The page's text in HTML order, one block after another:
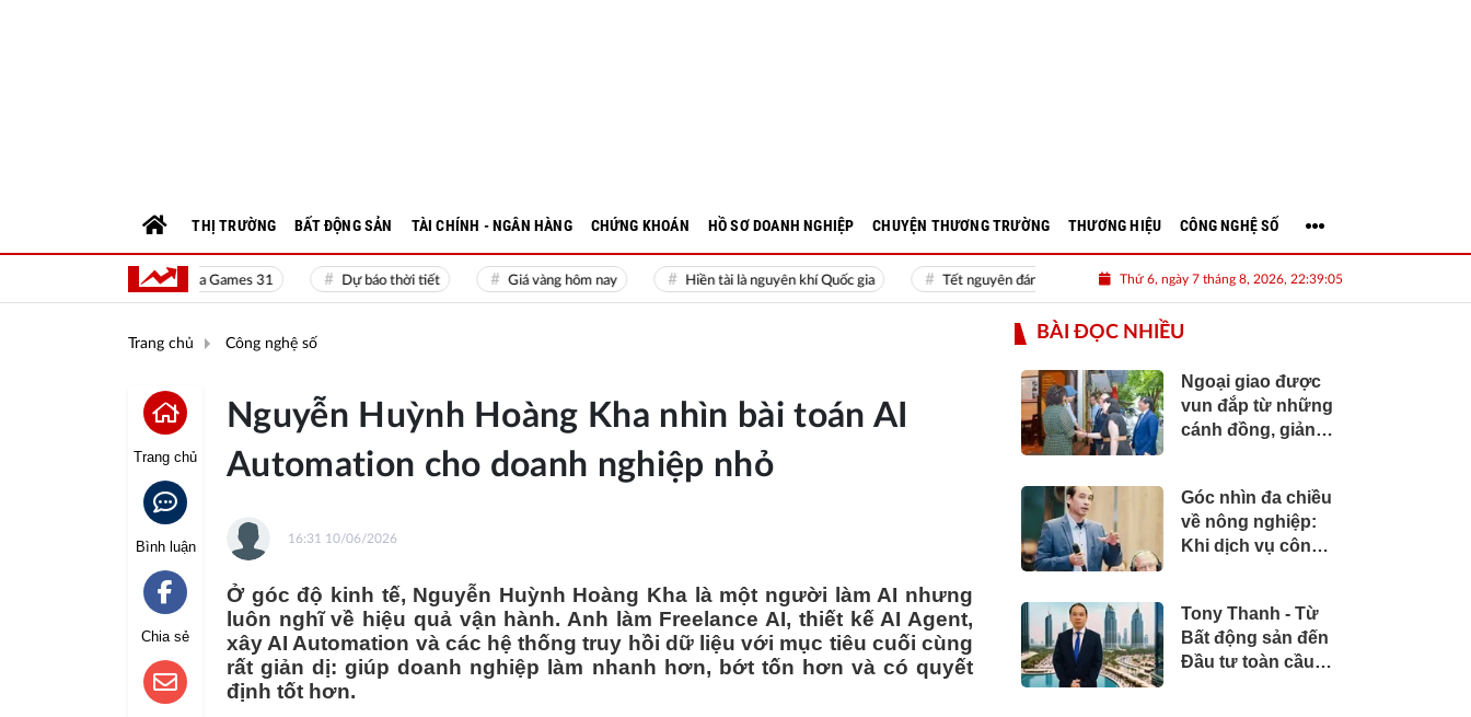
Sea Games 31 Dự báo thời tiết Giá vàng hôm nay Hiền tài là nguyên khí Quốc gia Tết nguyên đán Nhâm Dần 2022 Nguồn nhân lực Việt
Thứ 6, ngày 7 tháng 8, 2026, 22:39:06
THỊ TRƯỜNG BẤT ĐỘNG SẢN TÀI CHÍNH - NGÂN HÀNG CHỨNG KHOÁN HỒ SƠ DOANH NGHIỆP CHUYỆN THƯƠNG TRƯỜNG THƯƠNG HIỆU CÔNG NGHỆ SỐ
Trang chủ Công nghệ số
Trang chủ
Bình luận
Chia sẻ
Nguyễn Huỳnh Hoàng Kha nhìn bài toán AI
Automation cho doanh nghiệp nhỏ
16:31 10/06/2026
Ở góc độ kinh tế, Nguyễn Huỳnh Hoàng Kha là một người làm AI nhưng
luôn nghĩ về hiệu quả vận hành. Anh làm Freelance AI, thiết kế AI Agent,
xây AI Automation và các hệ thống truy hồi dữ liệu với mục tiêu cuối cùng
rất giản dị: giúp doanh nghiệp làm nhanh hơn, bớt tốn hơn và có quyết
định tốt hơn.
BÀI ĐỌC NHIỀU
Ngoại giao được
vun đắp từ những
cánh đồng, giảng
Góc nhìn đa chiều
về nông nghiệp:
Khi dịch vụ công
Tony Thanh - Từ
Bất động sản đến
Đầu tư toàn cầu: